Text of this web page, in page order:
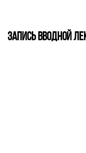
Запись вводной